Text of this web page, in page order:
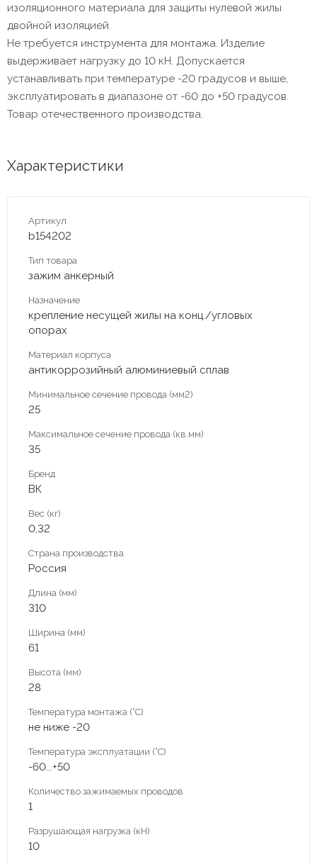
изоляционного материала для защиты нулевой жилы
двойной изоляцией.
Не требуется инструмента для монтажа. Изделие
выдерживает нагрузку до 10 кН. Допускается
устанавливать при температуре -20 градусов и выше,
эксплуатировать в диапазоне от -60 до +50 градусов.
Товар отечественного производства.
Характеристики
Артикул
b154202
Тип товара
зажим анкерный
Назначение
крепление несущей жилы на конц./угловых
опорах
Материал корпуса
антикоррозийный алюминиевый сплав
Минимальное сечение провода (мм2)
25
Максимальное сечение провода (кв.мм)
35
Бренд
ВК
Вес (кг)
0,32
Страна производства
Россия
Длина (мм)
310
Ширина (мм)
61
Высота (мм)
28
Температура монтажа (°С)
не ниже -20
Температура эксплуатации (°С)
-60...+50
Количество зажимаемых проводов
1
Разрушающая нагрузка (кН)
10